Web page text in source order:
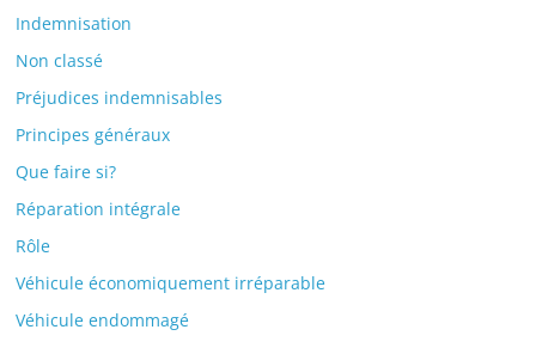
Indemnisation
Non classé
Préjudices indemnisables
Principes généraux
Que faire si?
Réparation intégrale
Rôle
Véhicule économiquement irréparable
Véhicule endommagé